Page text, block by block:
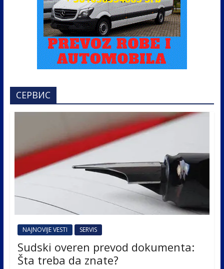
СЕРВИС
NAJNOVIJE VESTI SERVIS
Sudski overen prevod dokumenta:
Šta treba da znate?